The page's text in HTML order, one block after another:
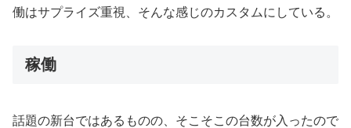
働はサプライズ重視、そんな感じのカスタムにしている。
稼働
話題の新台ではあるものの、そこそこの台数が入ったので